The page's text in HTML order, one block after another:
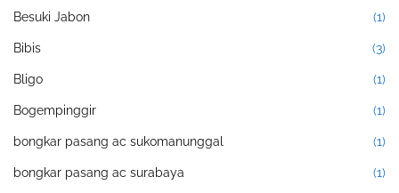
Besuki Jabon (1)
Bibis (3)
Bligo (1)
Bogempinggir (1)
bongkar pasang ac sukomanunggal (1)
bongkar pasang ac surabaya (1)